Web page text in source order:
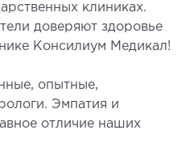
клиниках.
доверяют здоровье
Консилиум Медикал!
опытные,
Эмпатия и
отличие наших